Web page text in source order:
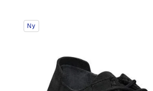
Interaktion
med
produktbilledet
Ny